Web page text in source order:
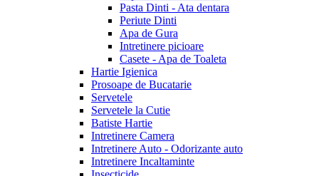
Pasta Dinti - Ata dentara
Periute Dinti
Apa de Gura
Intretinere picioare
Casete - Apa de Toaleta
Hartie Igienica
Prosoape de Bucatarie
Servetele
Servetele la Cutie
Batiste Hartie
Intretinere Camera
Intretinere Auto - Odorizante auto
Intretinere Incaltaminte